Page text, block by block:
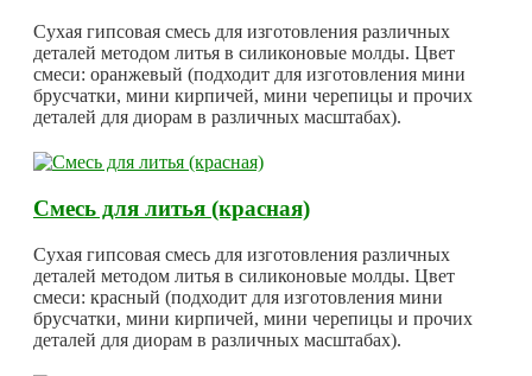
Сухая гипсовая смесь для изготовления различных
деталей методом литья в силиконовые молды. Цвет
смеси: оранжевый (подходит для изготовления мини
брусчатки, мини кирпичей, мини черепицы и прочих
деталей для диорам в различных масштабах).
Смесь для литья (красная)
Сухая гипсовая смесь для изготовления различных
деталей методом литья в силиконовые молды. Цвет
смеси: красный (подходит для изготовления мини
брусчатки, мини кирпичей, мини черепицы и прочих
деталей для диорам в различных масштабах).